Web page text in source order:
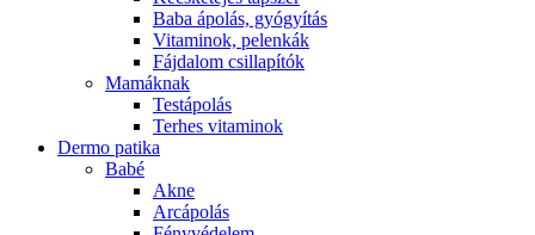
Baba ápolás, gyógyítás
Vitaminok, pelenkák
Fájdalom csillapítók
Mamáknak
Testápolás
Terhes vitaminok
Dermo patika
Babé
Akne
Arcápolás